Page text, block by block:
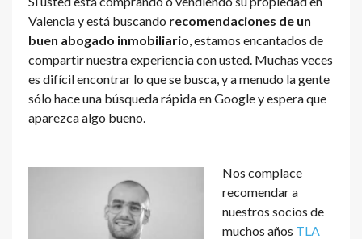
Valencia y está buscando recomendaciones de un
buen abogado inmobiliario, estamos encantados de
compartir nuestra experiencia con usted. Muchas veces
es difícil encontrar lo que se busca, y a menudo la gente
sólo hace una búsqueda rápida en Google y espera que
aparezca algo bueno.
Nos complace
recomendar a
nuestros socios de
muchos años TLA